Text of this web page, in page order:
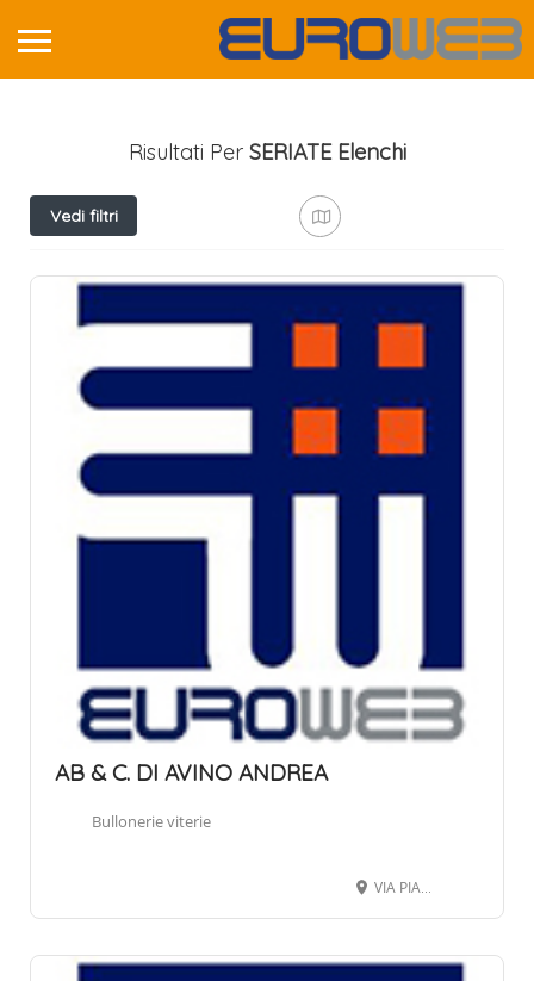
Risultati Per SERIATE Elenchi
Vedi filtri
AB & C. DI AVINO ANDREA
Bullonerie viterie
VIA PIAVE 6, 24068 SERIATE BG